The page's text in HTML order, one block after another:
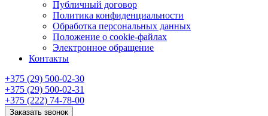
Публичный договор
Политика конфиденциальности
Обработка персональных данных
Положение о cookie-файлах
Электронное обращение
Контакты
+375 (29) 500-02-30
+375 (29) 500-02-31
+375 (222) 74-78-00
Заказать звонок